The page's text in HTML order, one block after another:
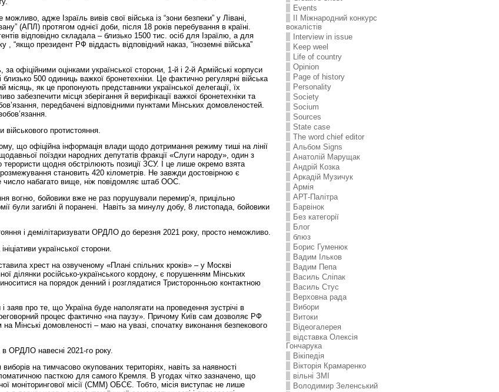
адже Ізраїль вивів свої війська із “зони безпеки” у Лівані,
(АПЛ) протягом однієї доби, після 18 років перебування в країні.
відповідно складала – близько 1500 тис. осіб для Ізраїлю, а для
президент РФ віддасть відповідний наказ, “іноземні війська”
офіційними оцінками української сторони, 1-й і 2-й Армійські корпуси
500 одиниць важкої бронетехніки. Це фактично регулярні війська
як це пропонують представники української делегації, їх
забезпечити місця зберігання й верифікації важкої бронетехніки та
передбачені відповідними пунктами Мінських домовленостей.
військового протистояння.
що офіційна інформація влади щодо дотримання режиму тиші на лінії
поїздки народних депутатів фракції «Слуги народу», один з
щодня обстрілюють позиції ЗСУ. І це лише окремо взята
розмежування становить 420 кілометрів. Не завжди достовірною є
число набагато вище, ніж повідомляє штаб ООС.
вогню, бойовики вже не раз порушували перемир’я, прицільно
були загиблі й поранені. Навіть за минулу добу, 8 листопада, бойовики
і демілітаризувати ОРДЛО до березня 2021 року, просто неможливо.
української сторони.
хрест на озвученому «Плані спільних кроків» – у Москві
ділянки російсько-українського кордону, є порушенням Мінських
на порядок денний і розглядатися Тристоронньою контактною
про те, що Україна буде наполягати на проведення зустрічі в
процес фактично «на паузу». Причому Київ сам дозволяє РФ
Мінські домовленості – маю на увазі, спочатку виконання безпекового
в ОРДЛО навесні 2021-го року.
на тимчасово окупованих територіях, навіть за наявності
пасткою для самого Кремля. В угодах чітко зазначено, що
моніторингової місії (СММ) ОБСЄ. Тобто, місія виступає не лише
Events
II Міжнародний конкурс
вокалістів
Interview in issue
Keep weel
Life of country
Opinion
Page of history
Personality
Society
Socium
Sources
State case
The word chief editor
Альбом Signs
Анатолій Марущак
Андрій Козка
Аркадій Музичук
Армія
АРТ-Палітра
Барвінок
Без категорії
Блог
блюз
Борис Гуменюк
Вадим Ільков
Вадим Пепа
Василь Сліпак
Василь Стус
Верховна рада
Вибори
Витоки
Відеогалерея
відставка Олексія
Гончарука
Вікіпедія
Вікторія Крамаренко
вільні ЗМІ
Володимир Зеленський